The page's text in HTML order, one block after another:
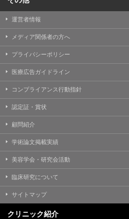
運営者情報
メディア関係者の方へ
プライバシーポリシー
医療広告ガイドライン
コンプライアンス行動指針
認定証・賞状
顧問紹介
学術論文掲載実績
美容学会・研究会活動
臨床研究について
サイトマップ
クリニック紹介